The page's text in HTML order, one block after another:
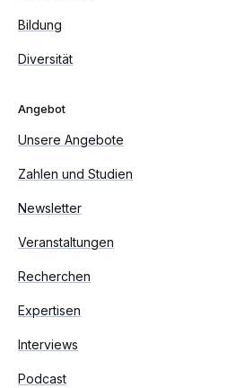
Bildung
Diversität
Angebot
Unsere Angebote
Zahlen und Studien
Newsletter
Veranstaltungen
Recherchen
Expertisen
Interviews
Podcast